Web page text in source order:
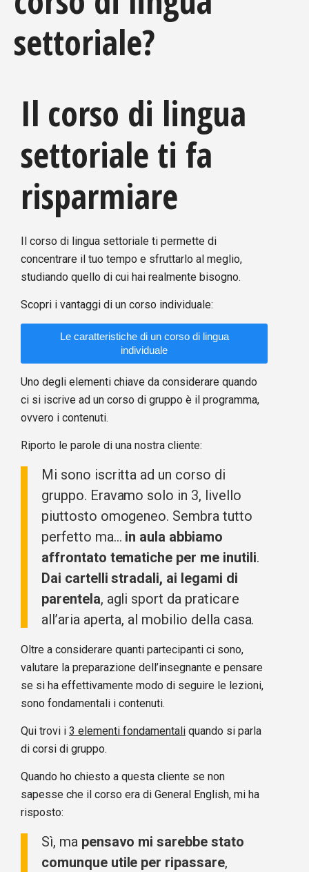
settoriale?
Il corso di lingua
settoriale ti fa
risparmiare
Il corso di lingua settoriale ti permette di
concentrare il tuo tempo e sfruttarlo al meglio,
studiando quello di cui hai realmente bisogno.
Scopri i vantaggi di un corso individuale:
Le caratteristiche di un corso di lingua
individuale
Uno degli elementi chiave da considerare quando
ci si iscrive ad un corso di gruppo è il programma,
ovvero i contenuti.
Riporto le parole di una nostra cliente:
Mi sono iscritta ad un corso di
gruppo. Eravamo solo in 3, livello
piuttosto omogeneo. Sembra tutto
perfetto ma… in aula abbiamo
affrontato tematiche per me inutili.
Dai cartelli stradali, ai legami di
parentela, agli sport da praticare
all’aria aperta, al mobilio della casa.
Oltre a considerare quanti partecipanti ci sono,
valutare la preparazione dell’insegnante e pensare
se si ha effettivamente modo di seguire le lezioni,
sono fondamentali i contenuti.
Qui trovi i 3 elementi fondamentali quando si parla
di corsi di gruppo.
Quando ho chiesto a questa cliente se non
sapesse che il corso era di General English, mi ha
risposto:
Sì, ma pensavo mi sarebbe stato
comunque utile per ripassare,